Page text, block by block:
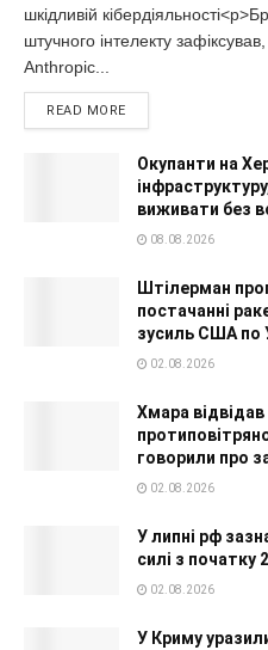
шкідливій
штучного інтелекту
Anthropic...
READ MORE
Окупанти на
виживати без
08.08.2026
Штілерман
постачанні
зусиль США по
02.08.2026
Хмара відвідав
говорили про
02.08.2026
У липні рф
силі з початку
02.08.2026
У Криму